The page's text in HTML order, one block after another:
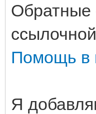
Обратные
Помощь в
Я